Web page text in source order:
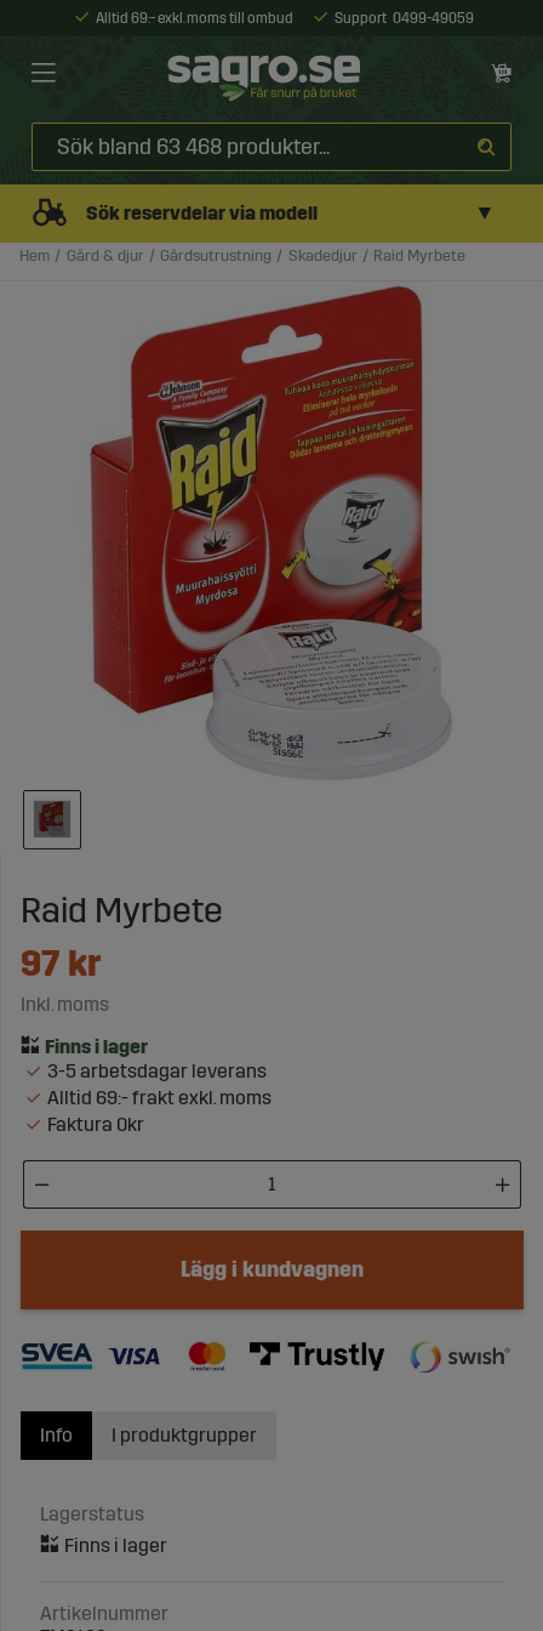
Alltid 69:- exkl. moms till ombud Support 0499-49059
Sök reservdelar via modell ▼
Hem Gård & djur Gårdsutrustning Skadedjur Raid Myrbete
Raid Myrbete
97 kr
Inkl. moms
3-5 arbetsdagar leverans
Alltid 69:- frakt exkl. moms
Faktura 0kr
Lägg i kundvagnen
Info
Lagerstatus
Artikelnummer
I produktgrupper